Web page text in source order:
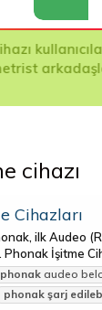
Asılsız
cihazı
Cihazları
ilk Audeo
İşitme
phonak audeo
phonak şarj